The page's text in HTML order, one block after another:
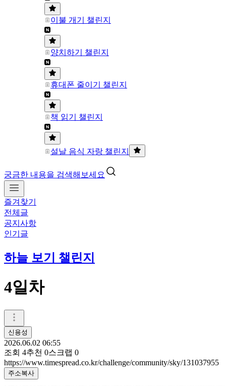
이불 개기 챌린지
양치하기 챌린지
휴대폰 줄이기 챌린지
책 읽기 챌린지
설날 음식 자랑 챌린지
궁금한 내용을 검색해보세요
즐겨찾기
전체글
공지사항
인기글
하늘 보기 챌린지
4일차
신용성
2026.06.02 06:55
조회 4추천 0스크랩 0
https://www.timespread.co.kr/challenge/community/sky/131037955
주소복사